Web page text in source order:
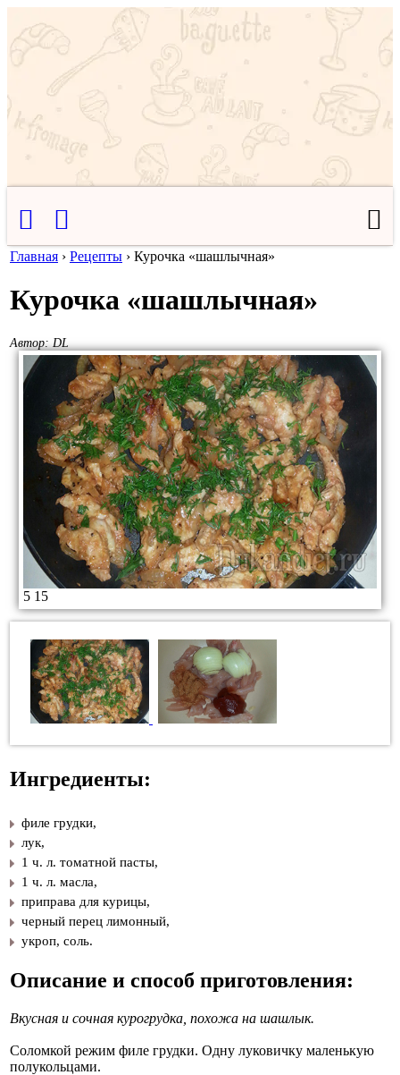
Главная › Рецепты › Курочка «шашлычная»
Курочка «шашлычная»
Автор: DL
5 15
Ингредиенты:
филе грудки,
​лук,
​1 ч. л. томатной пасты,
​1 ч. л. масла,
​приправа для курицы,
​черный перец лимонный,
​укроп, соль.
Описание и способ приготовления:
Вкусная и сочная курогрудка, похожа на шашлык.
Соломкой режим филе грудки. Одну луковичку маленькую
полукольцами.